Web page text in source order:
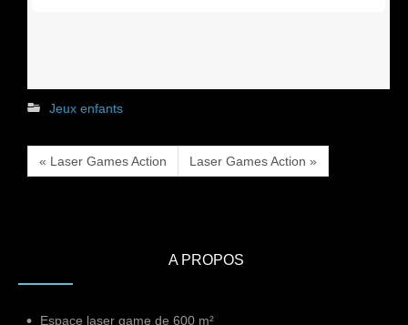
Jeux enfants
« Laser Games Action Laser Games Action »
A PROPOS
Espace laser game de 600 m²